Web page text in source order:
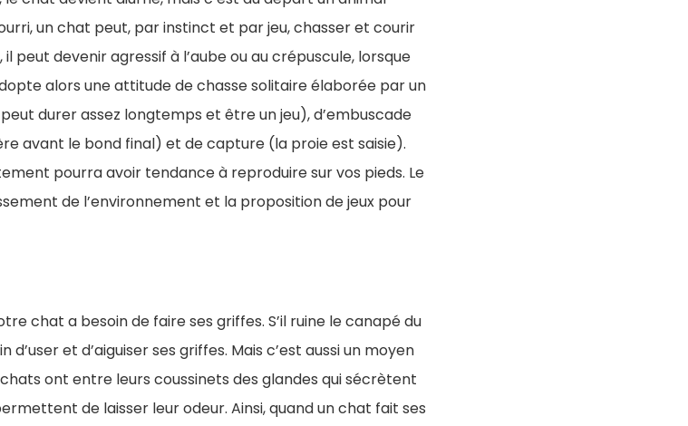
un chat peut, par instinct et par jeu, chasser et courir
il peut devenir agressif à l’aube ou au crépuscule, lorsque
alors une attitude de chasse solitaire élaborée par un
durer assez longtemps et être un jeu), d’embuscade
avant le bond final) et de capture (la proie est saisie).
pourra avoir tendance à reproduire sur vos pieds. Le
de l’environnement et la proposition de jeux pour
chat a besoin de faire ses griffes. S’il ruine le canapé du
d’user et d’aiguiser ses griffes. Mais c’est aussi un moyen
ont entre leurs coussinets des glandes qui sécrètent
de laisser leur odeur. Ainsi, quand un chat fait ses